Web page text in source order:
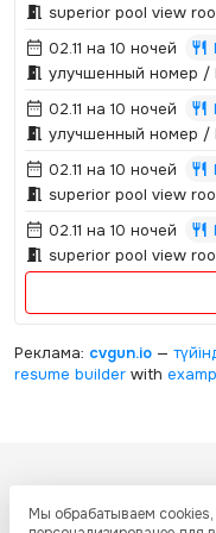
superior pool view
02.11 на 10 ночей
улучшенный номер /
02.11 на 10 ночей
улучшенный номер /
02.11 на 10 ночей
superior pool view
02.11 на 10 ночей
superior pool view
Реклама: cvgun.io—
resume builderwith
графическое содержание,
Мы обрабатываем cookies,